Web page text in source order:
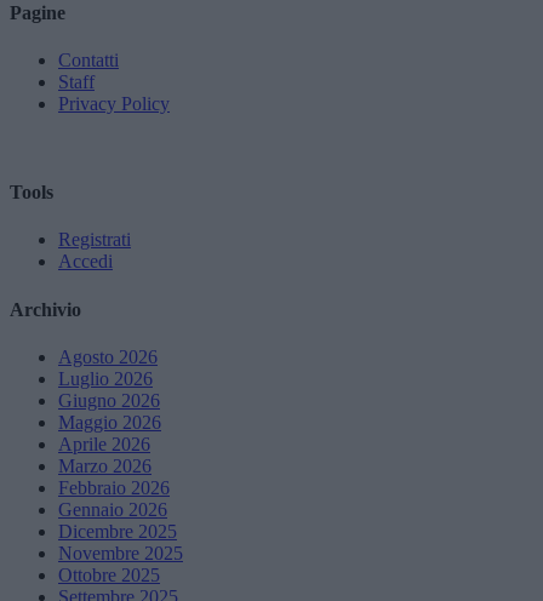
Pagine
Contatti
Staff
Privacy Policy
Tools
Registrati
Accedi
Archivio
Agosto 2026
Luglio 2026
Giugno 2026
Maggio 2026
Aprile 2026
Marzo 2026
Febbraio 2026
Gennaio 2026
Dicembre 2025
Novembre 2025
Ottobre 2025
Settembre 2025